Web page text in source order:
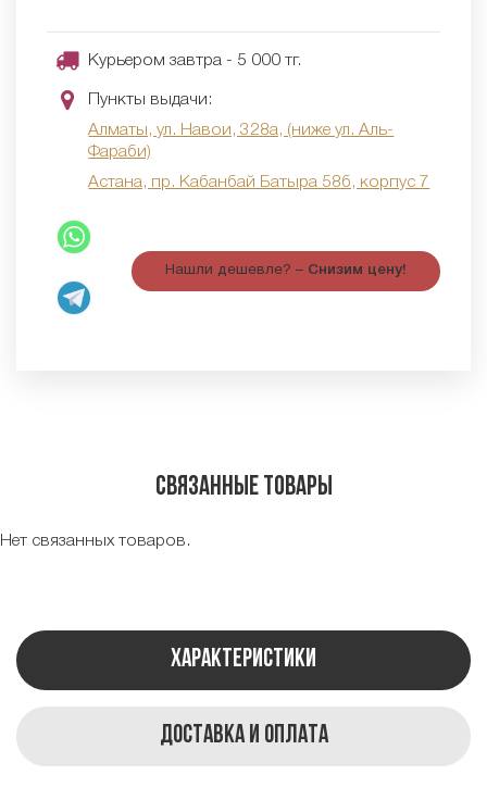
Курьером завтра - 5 000 тг.
Пункты выдачи:
Алматы, ул. Навои, 328а, (ниже ул. Аль-
Фараби)
Астана, пр. Кабанбай Батыра 58б, корпус 7
Нашли дешевле? – Снизим цену!
Связанные товары
Нет связанных товаров.
Характеристики
Доставка и оплата